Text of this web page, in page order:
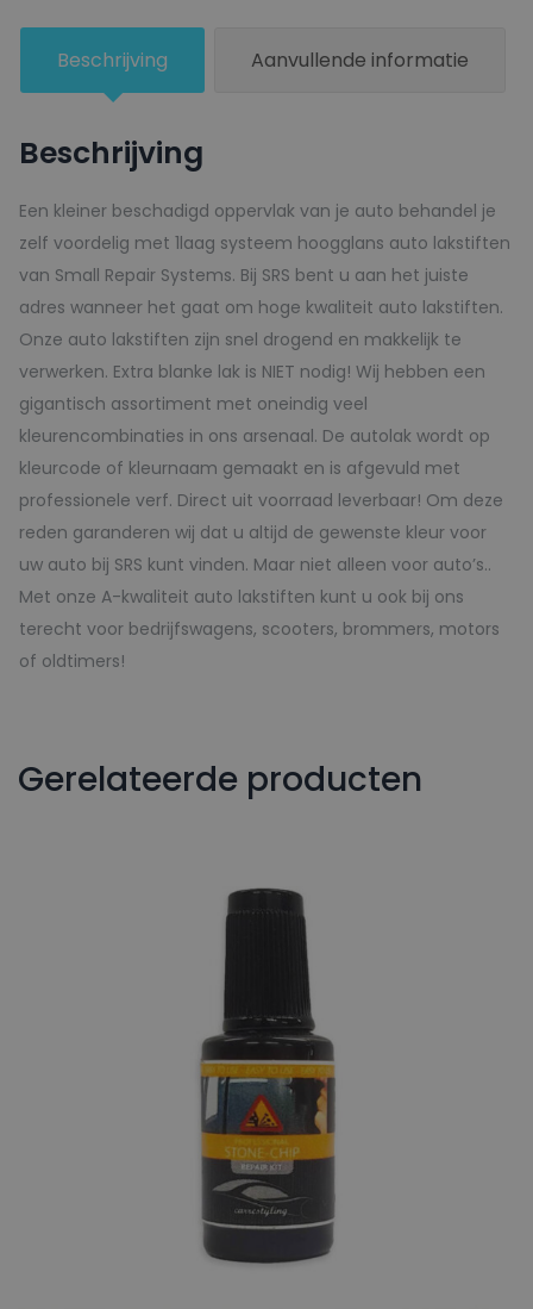
aantal
Beschrijving Aanvullende informatie
Beschrijving
Een kleiner beschadigd oppervlak van je auto behandel je
zelf voordelig met 1laag systeem hoogglans auto lakstiften
van Small Repair Systems. Bij SRS bent u aan het juiste
adres wanneer het gaat om hoge kwaliteit auto lakstiften.
Onze auto lakstiften zijn snel drogend en makkelijk te
verwerken. Extra blanke lak is NIET nodig! Wij hebben een
gigantisch assortiment met oneindig veel
kleurencombinaties in ons arsenaal. De autolak wordt op
kleurcode of kleurnaam gemaakt en is afgevuld met
professionele verf. Direct uit voorraad leverbaar! Om deze
reden garanderen wij dat u altijd de gewenste kleur voor
uw auto bij SRS kunt vinden. Maar niet alleen voor auto’s..
Met onze A-kwaliteit auto lakstiften kunt u ook bij ons
terecht voor bedrijfswagens, scooters, brommers, motors
of oldtimers!
Gerelateerde producten